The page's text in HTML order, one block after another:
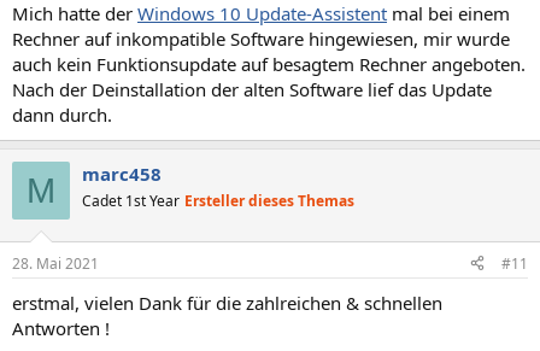
Mich hatte der Windows 10 Update-Assistent mal bei einem
Rechner auf inkompatible Software hingewiesen, mir wurde
auch kein Funktionsupdate auf besagtem Rechner angeboten.
Nach der Deinstallation der alten Software lief das Update
dann durch.
M marc458
Cadet 1st Year Ersteller dieses Themas
28. Mai 2021 #11
erstmal, vielen Dank für die zahlreichen & schnellen
Antworten !